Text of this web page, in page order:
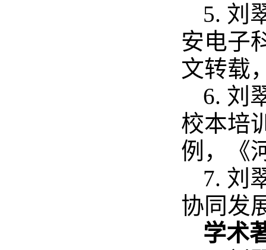
5. 刘
安电子
文转载
6. 刘
校本培
例，《
7. 刘
协同发
学术